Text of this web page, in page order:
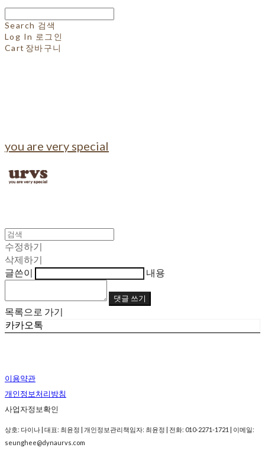
Search 검색
Log In 로그인
Cart 장바구니
you are very special
수정하기
삭제하기
글쓴이
내용
댓글 쓰기
목록으로 가기
카카오톡
이용약관
개인정보처리방침
사업자정보확인
상호: 다이나 | 대표: 최윤정 | 개인정보관리책임자: 최윤정 | 전화: 010-2271-1721 | 이메일:
seunghee@dynaurvs.com